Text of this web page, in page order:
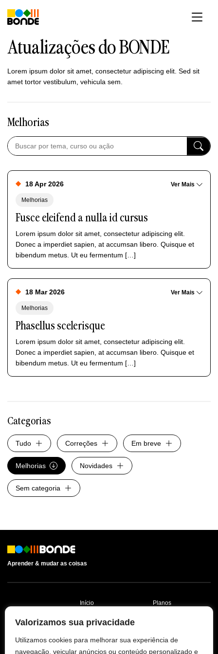
Valorizamos sua privacidade
Utilizamos cookies para melhorar sua experiência de
navegação, veicular anúncios ou conteúdo personalizado e
para
Atualizações do BONDE
Lorem ipsum dolor sit amet, consectetur adipiscing elit. Sed sit
amet tortor vestibulum, vehicula sem.
Melhorias
18 Apr 2026
Melhorias
Ver Mais
Fusce eleifend a nulla id cursus
Lorem ipsum dolor sit amet, consectetur adipiscing elit.
Donec a imperdiet sapien, at accumsan libero. Quisque et
bibendum metus. Ut eu fermentum […]
18 Mar 2026
Melhorias
Ver Mais
Phasellus scelerisque
Lorem ipsum dolor sit amet, consectetur adipiscing elit.
Donec a imperdiet sapien, at accumsan libero. Quisque et
bibendum metus. Ut eu fermentum […]
Categorias
Tudo Correções Em breve
Melhorias Novidades
Sem categoria
Aprender & mudar as coisas
Início
Aprender
Planos
Política de